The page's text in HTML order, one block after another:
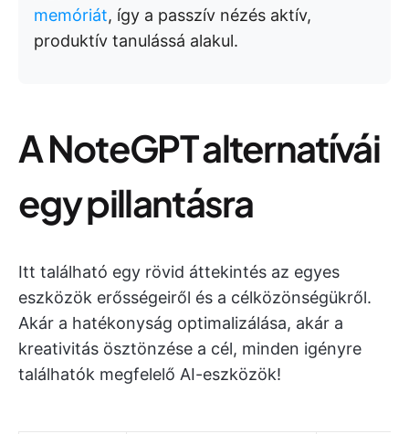
memóriát, így a passzív nézés aktív,
produktív tanulássá alakul.
A NoteGPT alternatívái
egy pillantásra
Itt található egy rövid áttekintés az egyes
eszközök erősségeiről és a célközönségükről.
Akár a hatékonyság optimalizálása, akár a
kreativitás ösztönzése a cél, minden igényre
találhatók megfelelő AI-eszközök!